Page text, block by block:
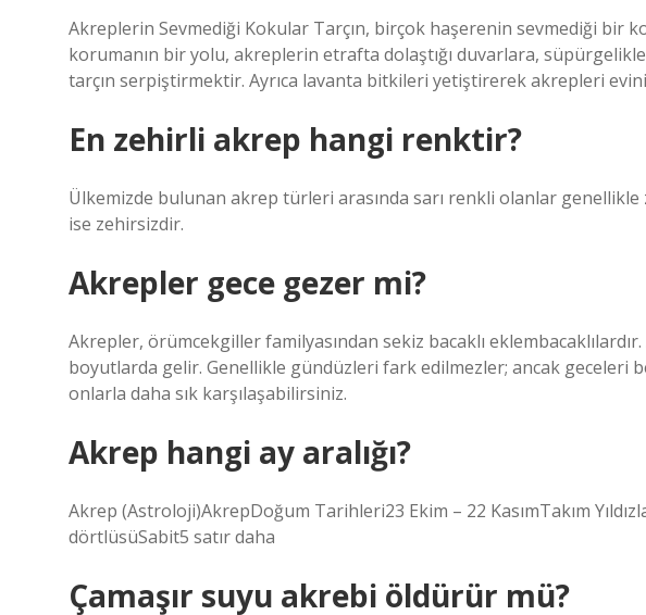
Akreplerin Sevmediği Kokular Tarçın, birçok haşerenin sevmediği bir
korumanın bir yolu, akreplerin etrafta dolaştığı duvarlara,
tarçın serpiştirmektir. Ayrıca lavanta bitkileri yetiştirerek akrepleri
En zehirli akrep hangi renktir?
Ülkemizde bulunan akrep türleri arasında sarı renkli olanlar
ise zehirsizdir.
Akrepler gece gezer mi?
Akrepler, örümcekgiller familyasından sekiz bacaklı
boyutlarda gelir. Genellikle gündüzleri fark edilmezler; ancak geceleri
onlarla daha sık karşılaşabilirsiniz.
Akrep hangi ay aralığı?
Akrep (Astroloji)AkrepDoğum Tarihleri23 Ekim – 22 KasımTakım
dörtlüsüSabit5 satır daha
Çamaşır suyu akrebi öldürür mü?